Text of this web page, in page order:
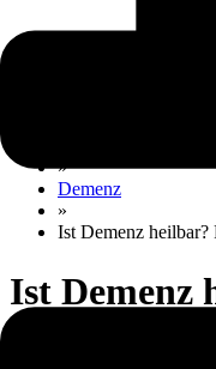
»
Demenz
»
Ist Demenz
Ist Demenz